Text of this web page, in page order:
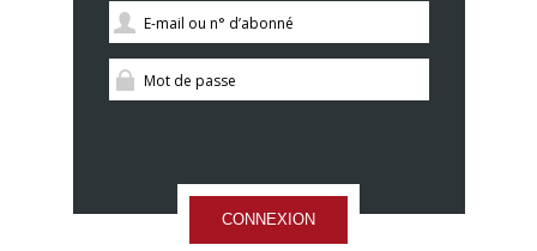
CONNEXION